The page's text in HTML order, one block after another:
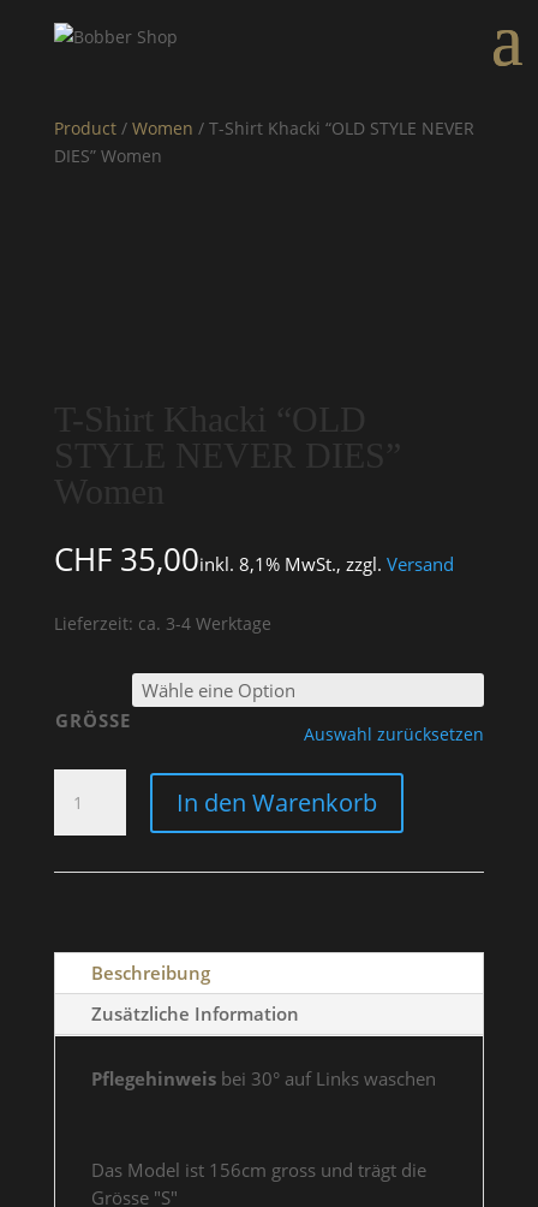
Product/ Women / T-Shirt Khacki “OLD STYLE NEVER
DIES” Women
T-Shirt Khacki “OLD
STYLE NEVER DIES”
Women
CHF35,00inkl. 8,1% MwSt., zzgl. Versand
Lieferzeit: ca. 3-4 Werktage
GRÖSSE
Auswahl zurücksetzen
SHIRT
KHACKI
DIES"
WOMEN
MENGE
In den Warenkorb
Beschreibung
Zusätzliche Information
Pflegehinweis bei 30° auf Links waschen
Das Model ist 156cm gross und trägt die
Grösse "S"